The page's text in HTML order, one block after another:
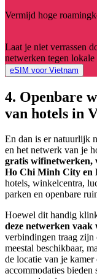
Vermijd hoge
Laat je niet verrassen
netwerken tegen
eSIM voor Vietnam
4. Openbare
van hotels in
En dan is er natuurlijk
en het netwerk van je
gratis wifinetwerken,
Ho Chi Minh City en
hotels, winkelcentra,
parken en openbare
Hoewel dit handig
deze netwerken vaak
verbindingen traag
meestal beschikbaar,
de locatie van je
accommodaties